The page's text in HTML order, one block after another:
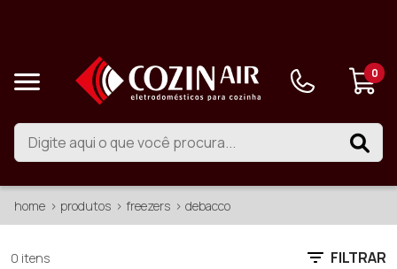
0
home produtos freezers debacco
0 itens FILTRAR